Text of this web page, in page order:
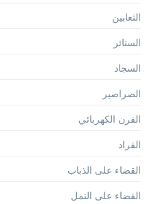
الثعابين
الستائر
السجاد
الصراصير
الفرن الكهربائي
القراد
القضاء على الذباب
القضاء على النمل